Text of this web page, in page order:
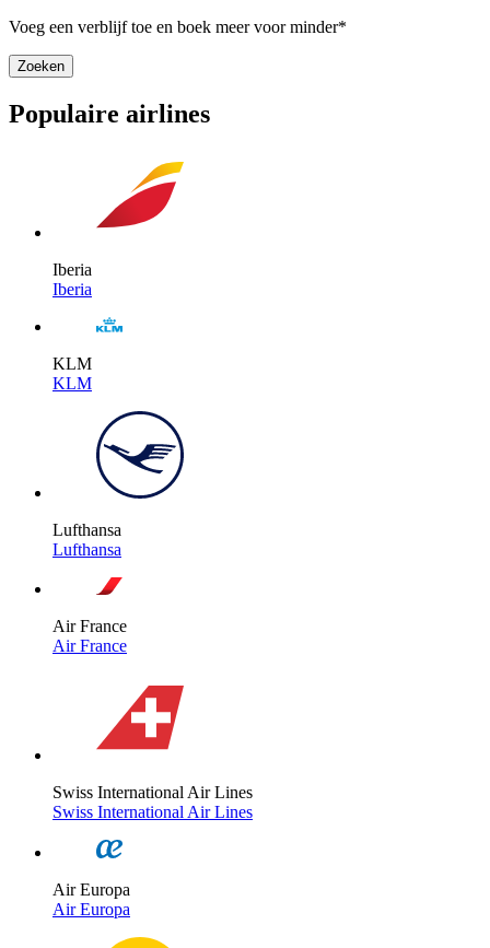
Voeg een verblijf toe en boek meer voor minder*
Zoeken
Populaire airlines
Iberia
Iberia
KLM
KLM
Lufthansa
Lufthansa
Air France
Air France
Swiss International Air Lines
Swiss International Air Lines
Air Europa
Air Europa